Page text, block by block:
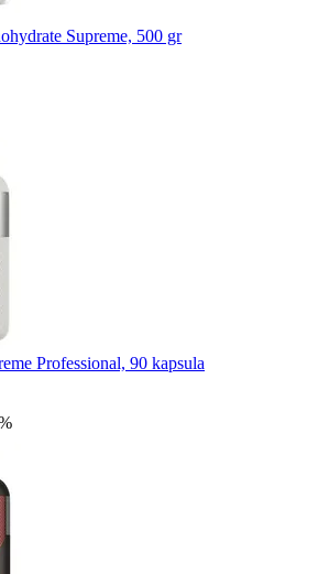
Supreme, 500 gr
Professional, 90 kapsula